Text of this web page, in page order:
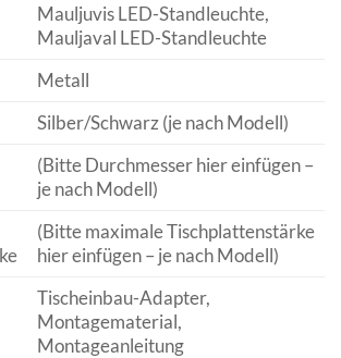
Mauljuvis LED-Standleuchte,
Mauljaval LED-Standleuchte
Metall
Silber/Schwarz (je nach Modell)
(Bitte Durchmesser hier einfügen –
je nach Modell)
(Bitte maximale Tischplattenstärke
hier einfügen – je nach Modell)
Tischeinbau-Adapter,
Montagematerial,
Montageanleitung